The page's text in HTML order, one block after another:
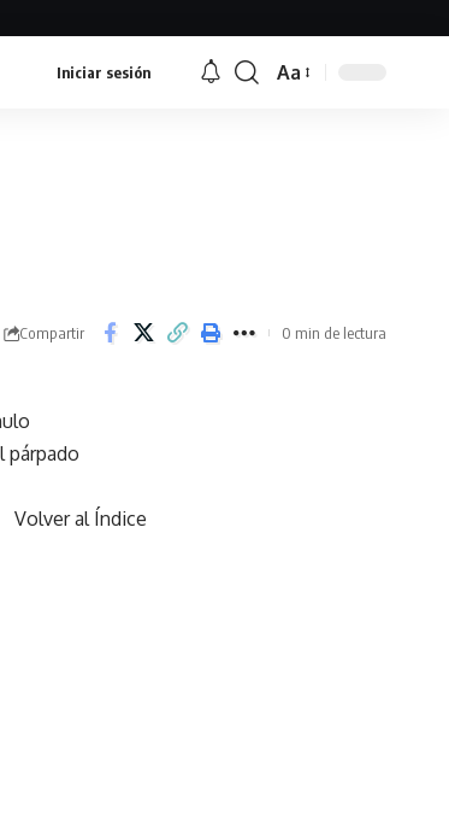
Iniciar sesión
Font
Aa
Compartir 0 min de lectura
párpado
Volver al Índice